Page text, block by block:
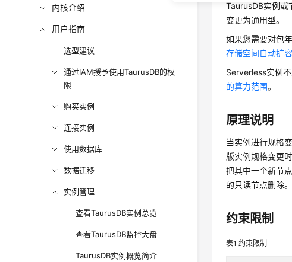
内核介绍
用户指南
选型建议
通过IAM授予使用TaurusDB的权
限
购买实例
连接实例
使用数据库
数据迁移
实例管理
查看TaurusDB实例总览
查看TaurusDB监控大盘
TaurusDB实例概览简介
TaurusDB实例或
变更为通用型。
如果您需要对包
存储空间自动扩
Serverless实例
的算力范围。
原理说明
当实例进行规格
版实例规格变更
把其中一个新节
的只读节点删除。
约束限制
表1约束限制